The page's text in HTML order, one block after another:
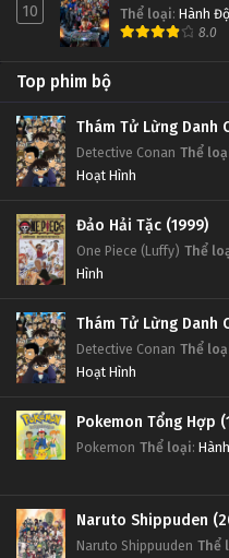
10 Thể loại: Hành
8.0
Top phim bộ
Thám Tử Lừng Danh
Detective Conan Thể
Hoạt Hình
Đảo Hải Tặc (1999)
One Piece (Luffy) Thể
Hình
Thám Tử Lừng Danh
Detective Conan Thể
Hoạt Hình
Pokemon Tổng Hợp
Pokemon Thể loại:
Naruto Shippuden
Naruto Shippuuden Thể